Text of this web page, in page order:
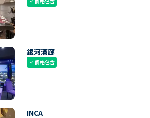
check
銀河酒廊
check價格包含
INCA